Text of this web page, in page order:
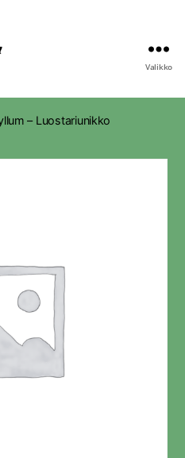
Valikko
– Luostariunikko